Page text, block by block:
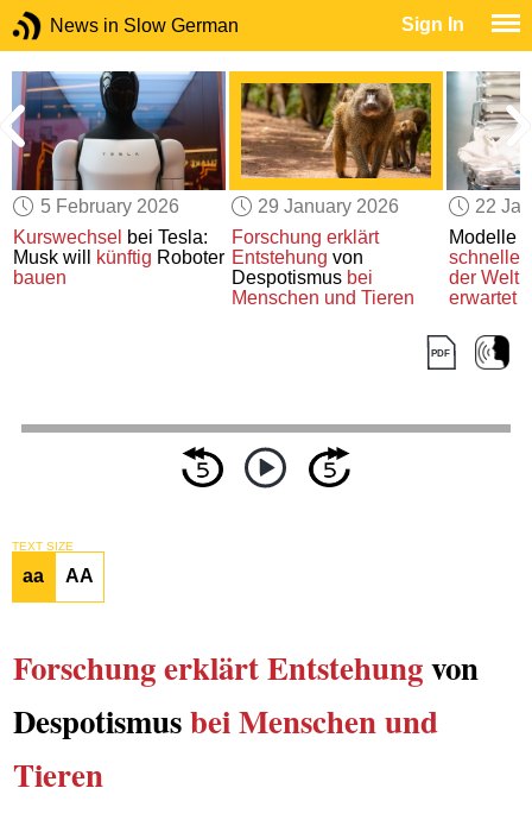
News in Slow German Sign In
5 February 2026
Kurswechsel bei Tesla:
Musk will künftig Roboter
bauen
29 January 2026
Forschung erklärt
Entstehung von
Despotismus bei
Menschen und Tieren
22
Modelle
der
erwartet
TEXT SIZE
aa AA
Forschung erklärt Entstehungvon
Despotismusbei Menschen und
Tieren